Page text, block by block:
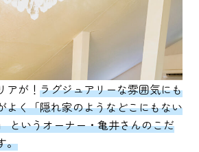
アが！ ラグジュアリーな雰囲気にも
よく「隠れ家のようなどこにもない
というオーナー・亀井さんのこだ
。